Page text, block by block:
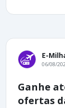
E-
06/08/
Ganhe
ofertas